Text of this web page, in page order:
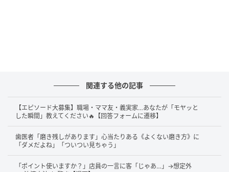
関連する他の記事
【エピソード大募集】職場・ママ友・義実家…あなたが「モヤッと
した瞬間」教えてください🔥【回答フォームに遷移】
歯医者「磨き残しがあります」心当たりある《よくない磨き方》に
「ダメだよね」「ついつい見ちゃう」
「ポイント使いますか？」店員の一言に客「じゃあ…」→想定外